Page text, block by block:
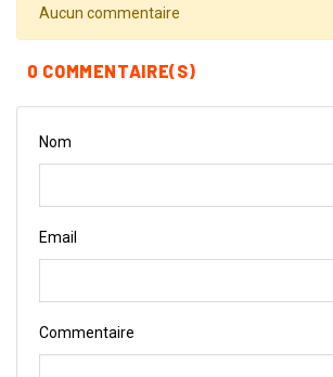
Aucun commentaire
0 COMMENTAIRE(S)
Nom
Email
Commentaire